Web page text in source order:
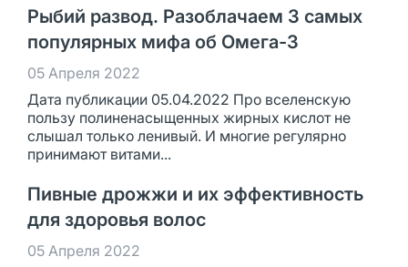
Рыбий развод. Разоблачаем 3 самых
популярных мифа об Омега-3
05 Апреля 2022
Дата публикации 05.04.2022 Про вселенскую
пользу полиненасыщенных жирных кислот не
слышал только ленивый. И многие регулярно
принимают витами...
Пивные дрожжи и их эффективность
для здоровья волос
05 Апреля 2022